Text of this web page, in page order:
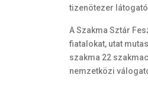
tizenötezer
A Szakma Sztár
fiatalokat, utat
szakma 22
nemzetközi